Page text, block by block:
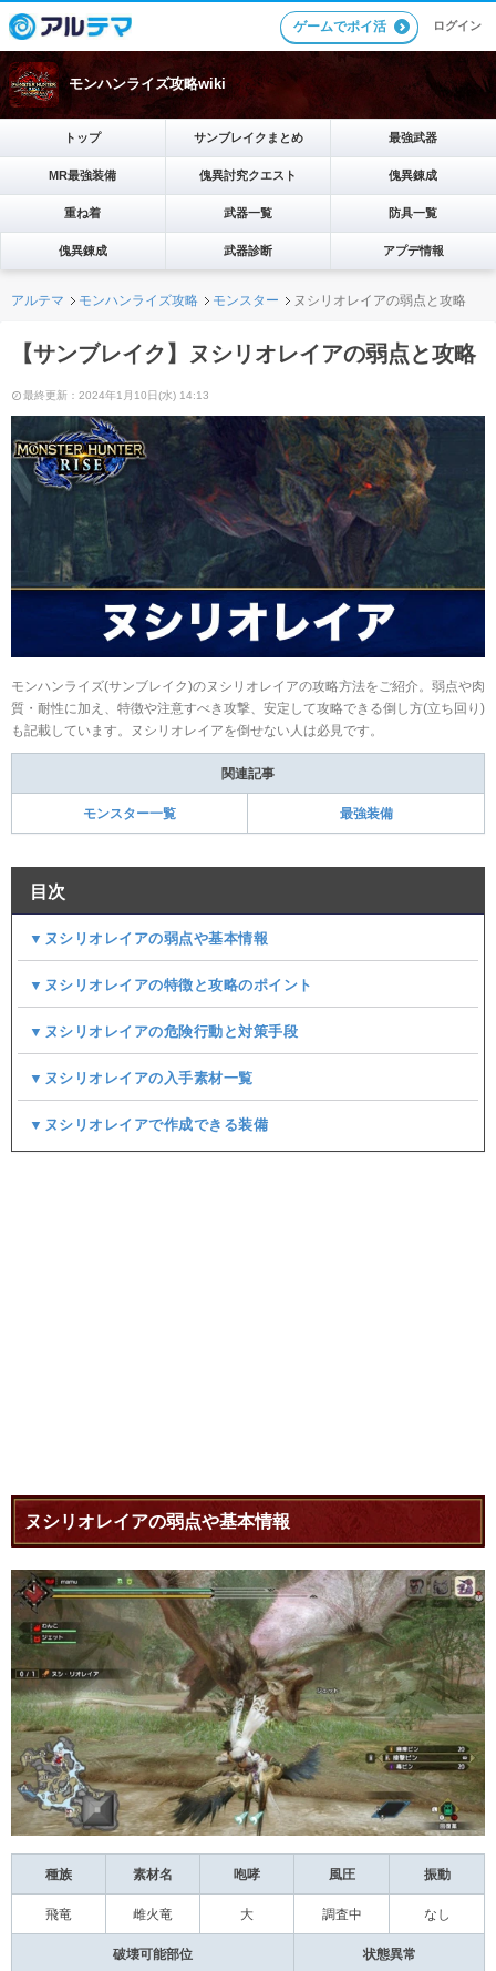
ゲームでポイ活 ログイン
モンハンライズ攻略wiki
トップ サンブレイクまとめ 最強武器
MR最強装備 傀異討究クエスト 傀異錬成
重ね着 武器一覧 防具一覧
傀異錬成 武器診断 アプデ情報
アルテマ モンハンライズ攻略 モンスター ヌシリオレイアの弱点と攻略
【サンブレイク】ヌシリオレイアの弱点と攻略
最終更新：2024年1月10日(水) 14:13
モンハンライズ(サンブレイク)のヌシリオレイアの攻略方法をご紹介。弱点や肉
質・耐性に加え、特徴や注意すべき攻撃、安定して攻略できる倒し方(立ち回り)
も記載しています。ヌシリオレイアを倒せない人は必見です。
関連記事
モンスター一覧 最強装備
目次
▼ヌシリオレイアの弱点や基本情報
▼ヌシリオレイアの特徴と攻略のポイント
▼ヌシリオレイアの危険行動と対策手段
▼ヌシリオレイアの入手素材一覧
▼ヌシリオレイアで作成できる装備
ヌシリオレイアの弱点や基本情報
種族 素材名 咆哮 風圧 振動
飛竜 雌火竜 大 調査中 なし
破壊可能部位 状態異常